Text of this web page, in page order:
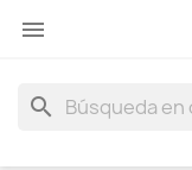

search